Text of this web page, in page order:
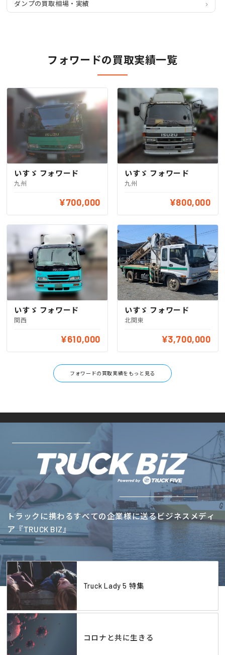
ダンプの買取相場・実績
フォワードの買取実績一覧
いすゞ フォワード
九州
¥700,000
いすゞ フォワード
九州
¥800,000
いすゞ フォワード
関西
¥610,000
いすゞ フォワード
北関東
¥3,700,000
フォワードの買取実績をもっと見る
トラックに携わるすべての企業様に送るビジネスメディ
ア『TRUCK BIZ』
Truck Lady 5 特集
コロナと共に生きる